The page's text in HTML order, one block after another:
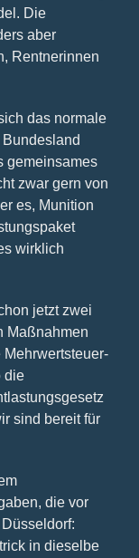
Die
aber
Rentnerinnen
das normale
gemeinsames
zwar gern von
es, Munition
wirklich
jetzt zwei
Maßnahmen
die
sind bereit für
die vor
in dieselbe